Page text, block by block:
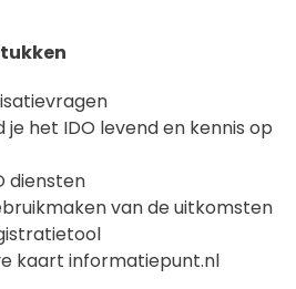
je het IDO levend en kennis op
diensten
van de uitkomsten
kaart informatiepunt.nl